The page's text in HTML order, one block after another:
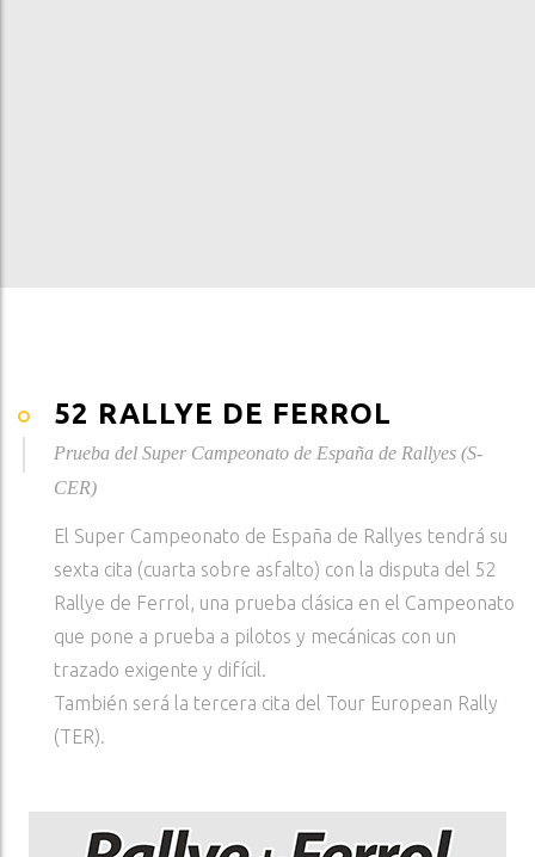
52 RALLYE DE FERROL
Prueba del Super Campeonato de España de Rallyes (S-
CER)
El Super Campeonato de España de Rallyes tendrá su
sexta cita (cuarta sobre asfalto) con la disputa del 52
Rallye de Ferrol, una prueba clásica en el Campeonato
que pone a prueba a pilotos y mecánicas con un
trazado exigente y difícil.
También será la tercera cita del Tour European Rally
(TER).